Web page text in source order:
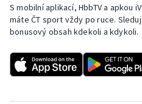
S mobilní aplikací, HbbTV a apkou
máte ČT sport vždy po ruce.
bonusový obsah kdekoli a kdykoli.